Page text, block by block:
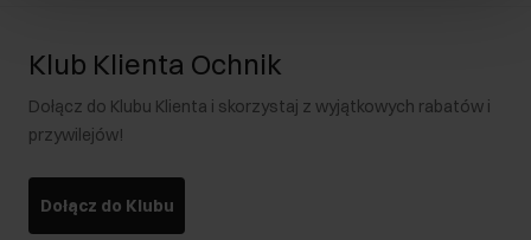
Klub Klienta Ochnik
Dołącz do Klubu Klienta i skorzystaj z wyjątkowych rabatów i
przywilejów!
Dołącz do Klubu